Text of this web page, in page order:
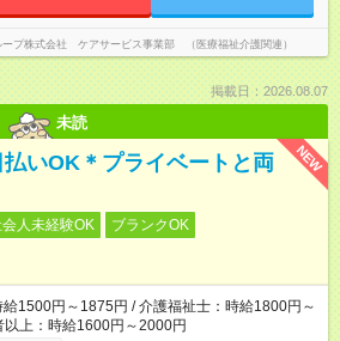
ープ株式会社 ケアサービス事業部 （医療福祉介護関連）
掲載日：2026.08.07
未読
NEW
払いOK＊プライベートと両
人未経験OK
ブランクOK
1500円～1875円 / 介護福祉士：時給1800円～
以上：時給1600円～2000円